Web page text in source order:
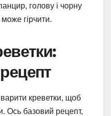
голову і чорну
гірчити.
креветки, щоб
Ось базовий рецепт,